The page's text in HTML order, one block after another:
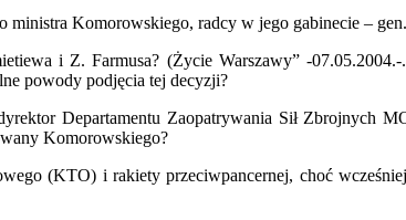
Komorowskiego, radcy w jego gabinecie –
i Z. Farmusa? (Życie Warszawy” -
powody podjęcia tej decyzji?
Departamentu Zaopatrywania Sił Zbrojnych
Komorowskiego?
(KTO) i rakiety przeciwpancernej, choć